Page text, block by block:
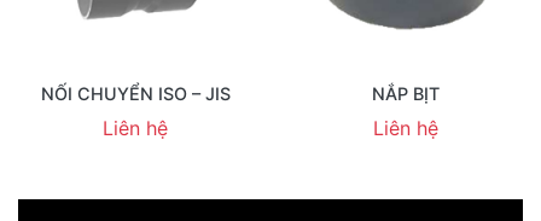
NỐI CHUYỂN ISO – JIS
Liên hệ
NẮP BỊT
Liên hệ